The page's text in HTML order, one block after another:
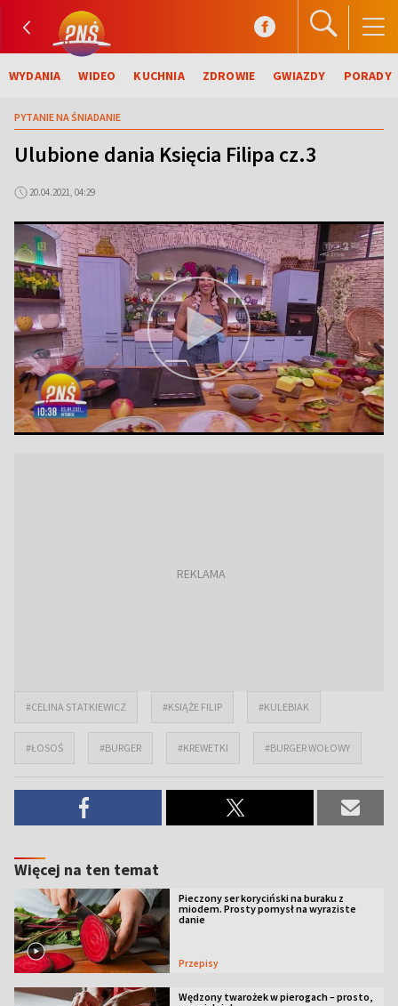
WYDANIA WIDEO KUCHNIA ZDROWIE GWIAZDY PORADY
PYTANIE NA ŚNIADANIE
Ulubione dania Księcia Filipa cz.3
20.04.2021, 04:29
#CELINA STATKIEWICZ #KSIĄŻE FILIP #KULEBIAK
#ŁOSOŚ #BURGER #KREWETKI #BURGER WOŁOWY
Więcej na ten temat
Pieczony ser koryciński na buraku z
miodem. Prosty pomysł na wyraziste
danie
Przepisy
Wędzony twarożek w pierogach – prosto,